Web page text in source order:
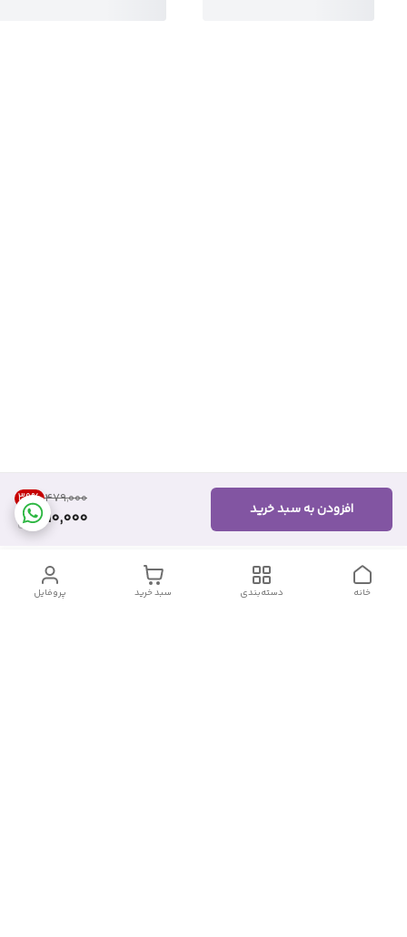
۴۷۹٬۰۰۰ 39%
290,000 افزودن به سبد خرید
پروفایل سبد خرید دسته‌بندی خانه